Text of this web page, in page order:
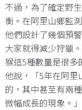
不過，為了確定野
衡。在阿里山鄉監
他們設計了幾個預
大家就得減少狩獵
猴這5種數量是很多
他說，「5年在阿里
的，其中甚至有兩
微幅成長的現象。」